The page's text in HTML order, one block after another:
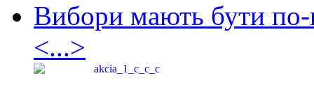
Вибори мають бути по-
<...>